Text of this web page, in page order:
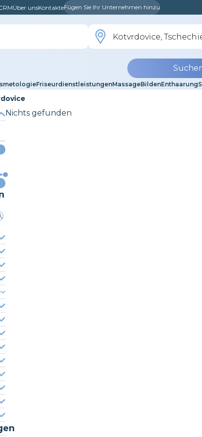
Über unsKontakteFügen Sie Ihr Unternehmen hinzu
FriseurdienstleistungenMassageBildenEnthaarung
Nichts gefunden